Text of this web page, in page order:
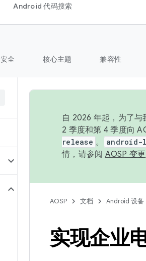
Android 代码搜索
安全 核心主题 兼容性
自 2026 年起，为了
2 季度和第 4 季度向
release 。 android-
情，请参阅 AOSP 变更
AOSP 文档 Android 设备
实现企业